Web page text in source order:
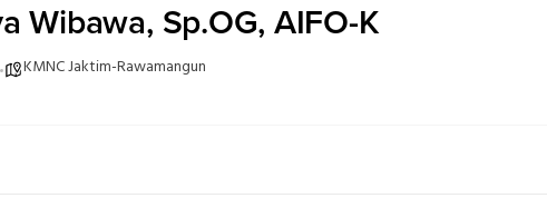
Wibawa, Sp.OG, AIFO-K
KMNC Jaktim-Rawamangun